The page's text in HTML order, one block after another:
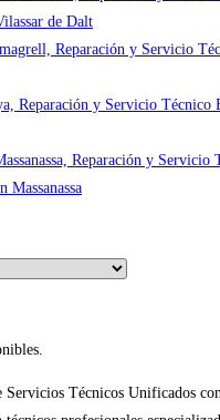
de Dalt
Reparación y Servicio
Reparación y Servicio Técnico
Reparación y Servicio
Massanassa
Servicios Técnicos Unificados